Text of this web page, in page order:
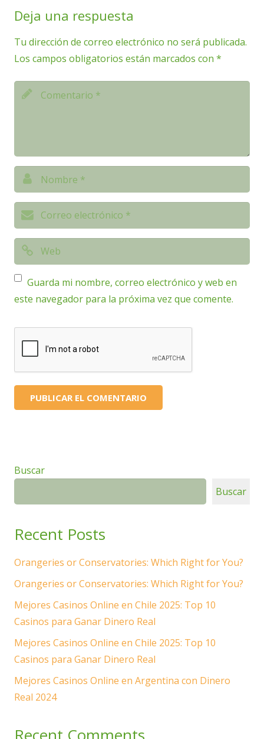
Deja una respuesta
Tu dirección de correo electrónico no será publicada.
Los campos obligatorios están marcados con *
Guarda mi nombre, correo electrónico y web en
este navegador para la próxima vez que comente.
Buscar
Buscar
Recent Posts
Orangeries or Conservatories: Which Right for You?
Orangeries or Conservatories: Which Right for You?
Mejores Casinos Online en Chile 2025: Top 10
Casinos para Ganar Dinero Real
Mejores Casinos Online en Chile 2025: Top 10
Casinos para Ganar Dinero Real
Mejores Casinos Online en Argentina con Dinero
Real 2024